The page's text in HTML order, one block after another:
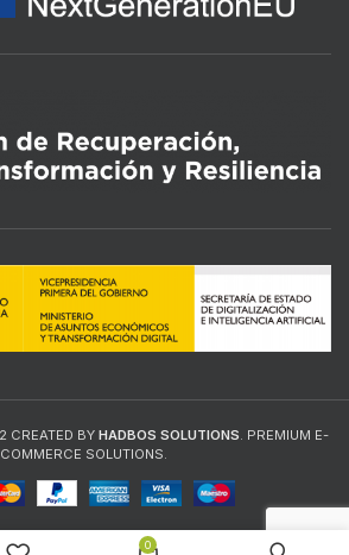
CREATED BY HADBOS SOLUTIONS. PREMIUM E-
COMMERCE SOLUTIONS.
0